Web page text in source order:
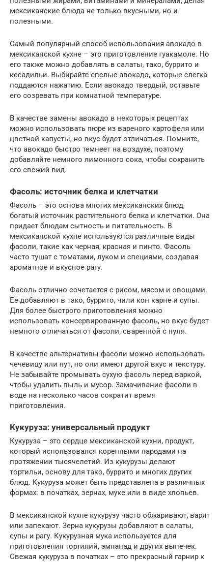
мексиканские блюда не только вкусными, но и
полезными.
Самый популярный способ использования авокадо в
мексиканской кухне – это приготовление гуакамоле. Но
его также можно добавлять в салаты, тако, буррито и
кесадильи. Выбирайте спелые авокадо, которые слегка
поддаются нажатию. Если авокадо твердый, оставьте
его созревать при комнатной температуре.
В качестве замены авокадо в некоторых рецептах
можно использовать пюре из вареного картофеля или
цветной капусты, но вкус будет отличаться. Помните,
что авокадо быстро темнеет на воздухе, поэтому
добавляйте немного лимонного сока, чтобы сохранить
его свежий вид.
Фасоль: источник белка и клетчатки
Фасоль – это основа многих мексиканских блюд,
богатый источник растительного белка и клетчатки. Она
придает блюдам сытность и питательность. В
мексиканской кухне используются различные виды
фасоли, такие как черная, красная и пинто. Фасоль
часто тушат с томатами, луком и специями, создавая
ароматное и вкусное рагу.
Фасоль отлично сочетается с рисом, мясом и овощами.
Ее добавляют в тако, буррито, чили кон карне и супы.
Для более быстрого приготовления можно
использовать консервированную фасоль, но вкус будет
немного отличаться от фасоли, сваренной с нуля.
В качестве альтернативы фасоли можно использовать
чечевицу или нут, но они имеют другой вкус и текстуру.
Не забывайте промывать сухую фасоль перед варкой,
чтобы удалить пыль и мусор. Замачивание фасоли в
воде на несколько часов сократит время
приготовления.
Кукуруза: универсальный продукт
Кукуруза – это сердце мексиканской кухни, продукт,
который использовался коренными народами на
протяжении тысячелетий. Из кукурузы делают
тортильи, основу для тако, буррито и многих других
блюд. Кукуруза может быть представлена в различных
формах: в початках, зернах, муке или в виде хлопьев.
В мексиканской кухне кукурузу часто обжаривают, варят
или запекают. Зерна кукурузы добавляют в салаты,
супы и рагу. Кукурузная мука используется для
приготовления тортилий, эмпанад и других выпечек.
Свежая кукуруза в початках – это прекрасный гарнир к